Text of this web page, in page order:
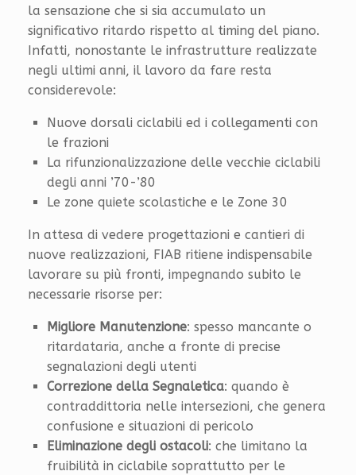
la sensazione che si sia accumulato un
significativo ritardo rispetto al timing del piano.
Infatti, nonostante le infrastrutture realizzate
negli ultimi anni, il lavoro da fare resta
considerevole:
Nuove dorsali ciclabili ed i collegamenti con
le frazioni
La rifunzionalizzazione delle vecchie ciclabili
degli anni ’70-’80
Le zone quiete scolastiche e le Zone 30
In attesa di vedere progettazioni e cantieri di
nuove realizzazioni, FIAB ritiene indispensabile
lavorare su più fronti, impegnando subito le
necessarie risorse per:
Migliore Manutenzione: spesso mancante o
ritardataria, anche a fronte di precise
segnalazioni degli utenti
Correzione della Segnaletica: quando è
contraddittoria nelle intersezioni, che genera
confusione e situazioni di pericolo
Eliminazione degli ostacoli: che limitano la
fruibilità in ciclabile soprattutto per le